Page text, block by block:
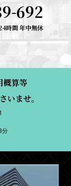
692
時間 年中無休
概算等
いませ。
分